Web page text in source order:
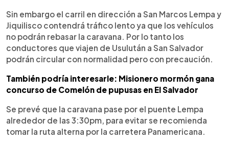
Sin embargo el carril en dirección a San Marcos Lempa y
Jiquilisco contendrá tráfico lento ya que los vehículos
no podrán rebasar la caravana. Por lo tanto los
conductores que viajen de Usulután a San Salvador
podrán circular con normalidad pero con precaución.
También podría interesarle: Misionero mormón gana
concurso de Comelón de pupusas en El Salvador
Se prevé que la caravana pase por el puente Lempa
alrededor de las 3:30pm, para evitar se recomienda
tomar la ruta alterna por la carretera Panamericana.